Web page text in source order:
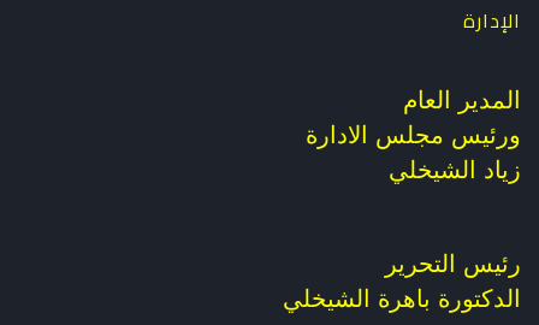
الإدارة
المدير العام
ورئيس مجلس الادارة
زياد الشيخلي
رئيس التحرير
الدكتورة باهرة الشيخلي